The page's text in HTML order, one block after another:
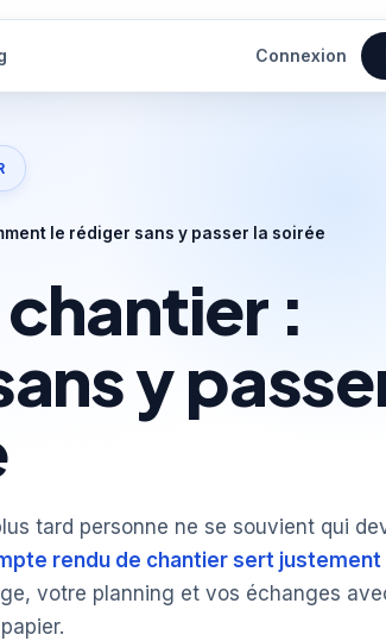
Connexion
le rédiger sans y passer la soirée
:
y
tard personne ne se souvient qui
rendu de chantier sert justement
votre planning et vos échanges